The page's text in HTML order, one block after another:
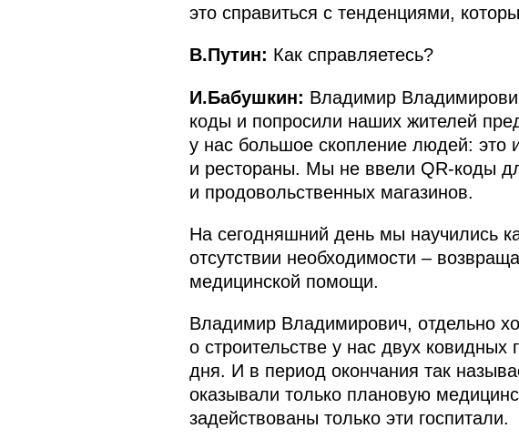
это справиться с тенденциями,
В.Путин: Как справляетесь?
И.Бабушкин: Владимир
коды и попросили наших жителей
у нас большое скопление людей: это
и рестораны. Мы не ввели QR-коды
и продовольственных магазинов.
На сегодняшний день мы научились
отсутствии необходимости –
медицинской помощи.
Владимир Владимирович, отдельно
о строительстве у нас двух
дня. И в период окончания так
оказывали только плановую
задействованы только эти госпитали.